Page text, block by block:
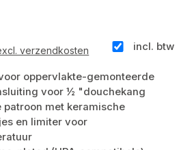
incl. btw
verzendkosten
oppervlakte-gemonteerde
voor ½ "douchekang
patroon met keramische
en limiter voor